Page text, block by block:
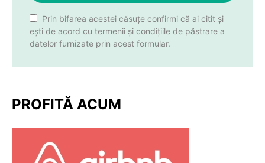
Prin bifarea acestei căsuțe confirmi că ai citit și
ești de acord cu termenii și condițiile de păstrare a
datelor furnizate prin acest formular.
PROFITĂ ACUM